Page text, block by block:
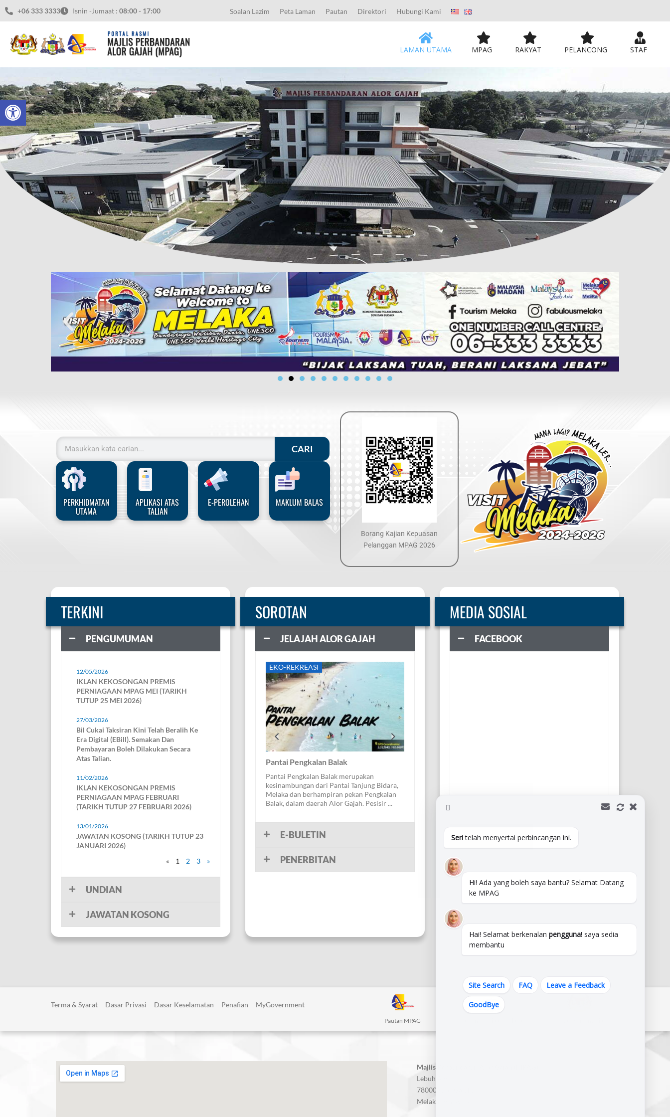
Open toolbar
+06 333 3333 Isnin -Jumaat : 08:00 - 17:00 Soalan Lazim Peta Laman Pautan Direktori Hubungi Kami
LAMAN UTAMA MPAG RAKYAT PELANCONG STAF
Search
CARI
PERKHIDMATAN
UTAMA
APLIKASI ATAS
TALIAN
E-PEROLEHAN MAKLUM BALAS
Borang Kajian Kepuasan
Pelanggan MPAG 2026
TERKINI
PENGUMUMAN
12/05/2026
IKLAN KEKOSONGAN PREMIS
PERNIAGAAN MPAG MEI (TARIKH
TUTUP 25 MEI 2026)
27/03/2026
Bil Cukai Taksiran Kini Telah Beralih Ke
Era Digital (eBill). Semakan Dan
Pembayaran Boleh Dilakukan Secara
Atas Talian.
11/02/2026
IKLAN KEKOSONGAN PREMIS
PERNIAGAAN MPAG FEBRUARI
(TARIKH TUTUP 27 FEBRUARI 2026)
13/01/2026
JAWATAN KOSONG (TARIKH TUTUP 23
JANUARI 2026)
«
1 2 3 »
UNDIAN
JAWATAN KOSONG
SOROTAN
JELAJAH ALOR GAJAH
Ikan Bakar Terapung Kuala
makanannya memang segar, tambahan
anda dapat memilih sendiri ikan
anda hajati. Jadi jangan lepaskan
Pusat Penerangan Penyu padang Kemunting
Â merupakan pusat konservasi untuk penyu
karah hawksbill turtle (Eretmochelys
EKO-REKREASI
Pantai Pengkalan Balak
Pantai Pengkalan Balak merupakan
kesinambungan dari Pantai Tanjung Bidara,
Melaka dan berhampiran pekan Pengkalan
Balak, dalam daerah Alor Gajah. Pesisir ...
tertua simpanan ...
Blue Lagoon, terletak di sepanjang 10
Previous Next
E-BULETIN
PENERBITAN
MEDIA SOSIAL
FACEBOOK
YOUTUBE
Terma & Syarat Dasar Privasi Dasar Keselamatan Penafian MyGovernment
Pautan MPAG
Majlis Perbandaran Alor Gajah (MPAG),
Lebuh AMJ,
78000 Alor Gajah,
Melaka, Malaysia.
Seritelah menyertai perbincangan ini.
Hi! Ada yang boleh saya bantu? Selamat Datang
ke MPAG
Hai! Selamat berkenalan pengguna! saya sedia
membantu
Site Search FAQ Leave a Feedback
GoodBye